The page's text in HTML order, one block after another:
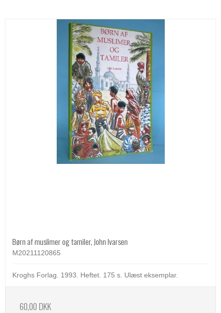
Børn af muslimer og tamiler, John Ivarsen
M20211120865
Kroghs Forlag. 1993. Heftet. 175 s. Ulæst eksemplar.
60,00 DKK